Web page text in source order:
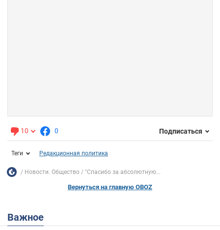
10 0 Подписаться
Теги Редакционная политика
Новости. Общество "Спасибо за абсолютную...
Вернуться на главную OBOZ
Важное